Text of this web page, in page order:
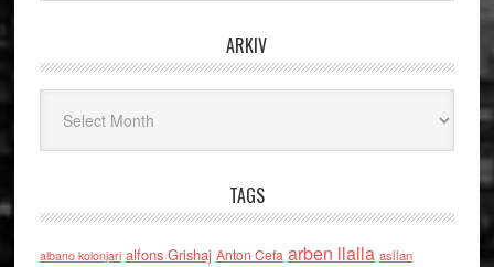
ARKIV
TAGS
albano kolonjari alfons Grishaj Anton Cefa arben llalla asllan